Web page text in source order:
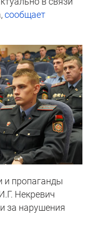
сообщает
и пропаганды
Некревич
за нарушения